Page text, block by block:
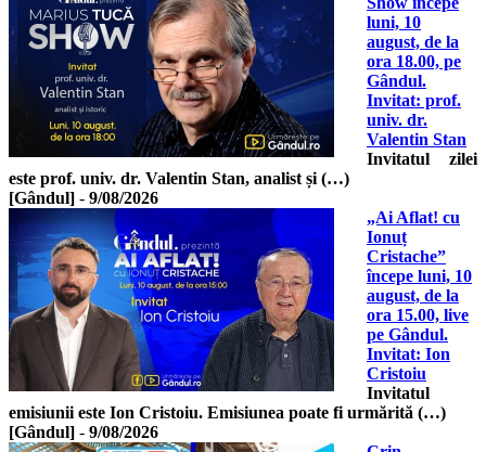
luni, 10
august, de la
ora 18.00, pe
Gândul.
Invitat: prof.
univ. dr.
Valentin Stan
Invitatul zilei
este prof. univ. dr. Valentin Stan, analist și (…)
[Gândul] - 9/08/2026
„Ai Aflat! cu
Ionuț
Cristache”
începe luni, 10
august, de la
ora 15.00, live
pe Gândul.
Invitat: Ion
Cristoiu
Invitatul
emisiunii este Ion Cristoiu. Emisiunea poate fi urmărită (…)
[Gândul] - 9/08/2026